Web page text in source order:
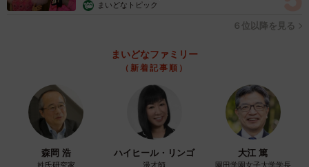
まいどなトピック
６位以降を見る
まいどなファミリー
（新着記事順）
森岡 浩
姓氏研究家
ハイヒール・リンゴ
漫才師
大江 篤
園田学園女子大学学長